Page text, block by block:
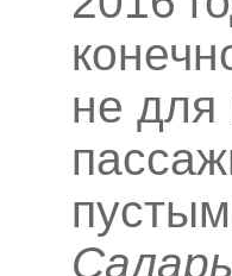
не для